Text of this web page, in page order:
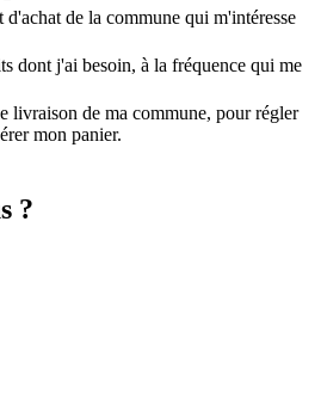
d'achat de la commune qui m'intéresse
dont j'ai besoin, à la fréquence qui me
livraison de ma commune, pour régler
mon panier.
?